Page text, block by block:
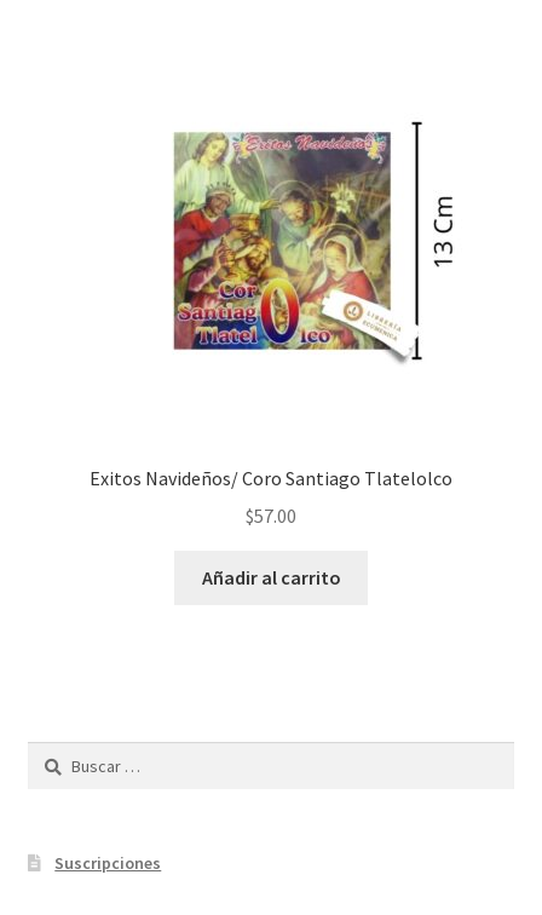
Exitos Navideños/ Coro Santiago Tlatelolco
$57.00
Añadir al carrito
Buscar:
Suscripciones